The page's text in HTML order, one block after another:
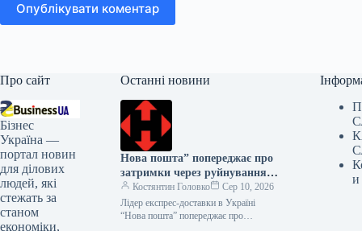
Опублікувати коментар
Про сайт
Бізнес
Україна —
портал новин
для ділових
людей, які
стежать за
станом
економіки,
Останні новини
Нова пошта” попереджає про
затримки через руйнування
сортувальних центрів
Костянтин Головко
Сер 10, 2026
Лідер експрес-доставки в Україні
“Нова пошта” попереджає про
и